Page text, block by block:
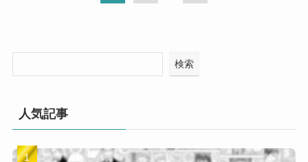
検索
人気記事